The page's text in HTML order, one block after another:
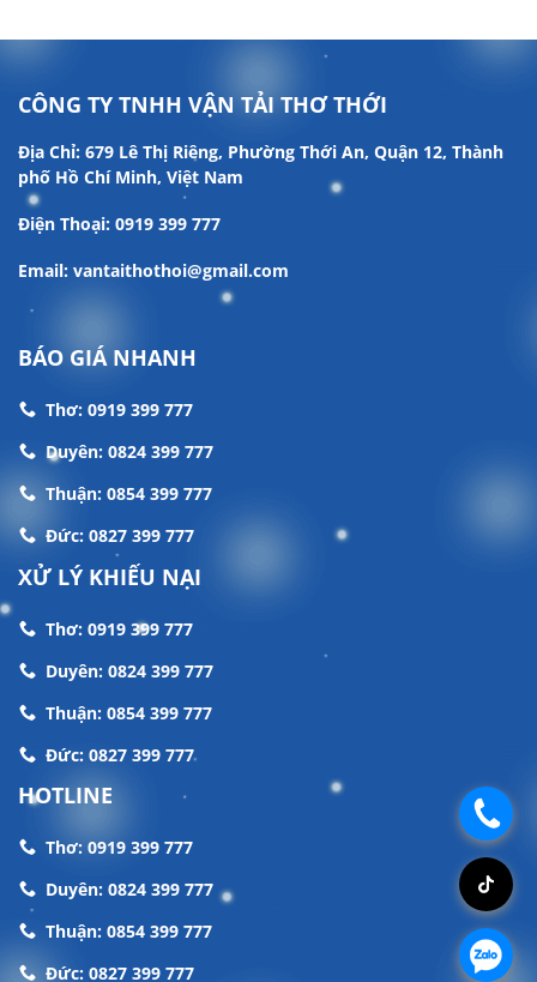
CÔNG TY TNHH VẬN TẢI THƠ THỚI
Địa Chỉ: 679 Lê Thị Riêng, Phường Thới An, Quận 12, Thành
phố Hồ Chí Minh, Việt Nam
Điện Thoại: 0919 399 777
Email: vantaithothoi@gmail.com
BÁO GIÁ NHANH
Thơ: 0919 399 777
Duyên: 0824 399 777
Thuận: 0854 399 777
Đức: 0827 399 777
XỬ LÝ KHIẾU NẠI
Thơ: 0919 399 777
Duyên: 0824 399 777
Thuận: 0854 399 777
Đức: 0827 399 777
HOTLINE
Thơ: 0919 399 777
Duyên: 0824 399 777
Thuận: 0854 399 777
Đức: 0827 399 777
.
.
.